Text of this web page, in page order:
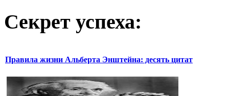
Секрет успеха:
Правила жизни Альберта Энштейна: десять цитат